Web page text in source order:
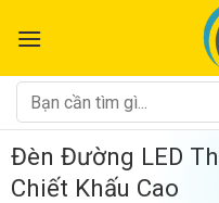
đến
dung
Tìm
kiếm:
Đèn Đường LED
Chiết Khấu Cao